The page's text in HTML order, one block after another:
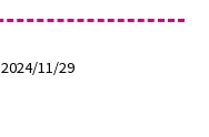
2024/11/29